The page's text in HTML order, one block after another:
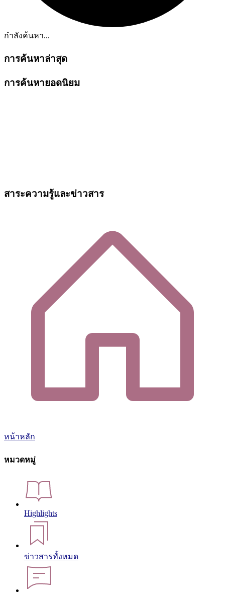
กำลังค้นหา...
การค้นหาล่าสุด
การค้นหายอดนิยม
สาระความรู้และข่าวสาร
หน้าหลัก
หมวดหมู่
Highlights
ข่าวสารทั้งหมด